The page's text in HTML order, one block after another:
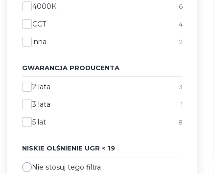
Temperatura barwowa
4000K 6
CCT 4
inna 2
GWARANCJA PRODUCENTA
Gwarancja producenta
2 lata 3
3 lata 1
5 lat 8
NISKIE OLŚNIENIE UGR < 19
Nie stosuj tego filtra